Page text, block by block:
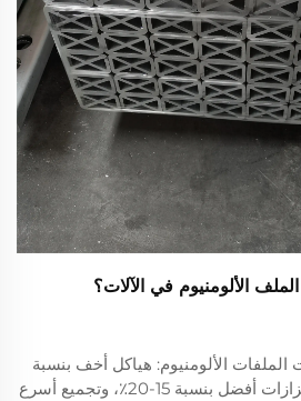
الملف الألومنيوم في الآلات؟
الملفات الألومنيوم: هياكل أخف بنسبة
50-70٪، وامتصاص اهتزازات أفضل بنسبة 15-20٪، وتجميع أسرع